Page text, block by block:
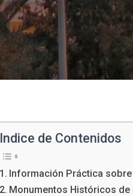
Indice de Contenidos
Información Práctica sobre
Monumentos Históricos de